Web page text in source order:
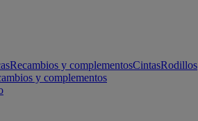
Recambios y complementosCintasRodillos
y complementos